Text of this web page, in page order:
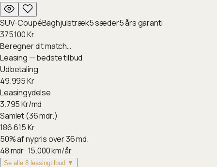
SUV-CoupéBaghjulstræk5sæder5års garanti
375.100Kr
Beregner dit match…
Leasing — bedste tilbud
Udbetaling
49.995Kr
Leasingydelse
3.795Kr/md
Samlet (36 mdr.)
186.615Kr
50%af nypris over 36 md.
48mdr ·15.000km/år
Se alle 8 leasingtilbud ▼